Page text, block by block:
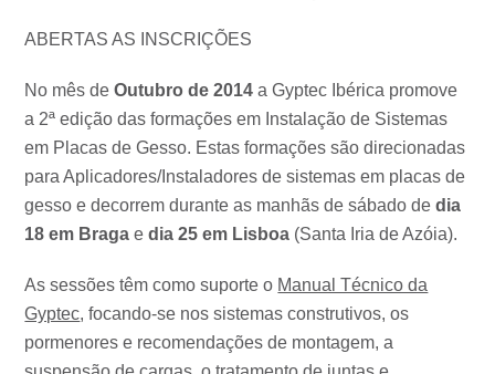
ABERTAS AS INSCRIÇÕES
No mês deOutubro de 2014 a Gyptec Ibérica promove
a 2ª edição das formações em Instalação de Sistemas
em Placas de Gesso. Estas formações são direcionadas
para Aplicadores/Instaladores de sistemas em placas de
gesso e decorrem durante as manhãs de sábado dedia
18 em Braga edia 25 em Lisboa (Santa Iria de Azóia).
As sessões têm como suporte o Manual Técnico da
Gyptec, focando-se nos sistemas construtivos, os
pormenores e recomendações de montagem, a